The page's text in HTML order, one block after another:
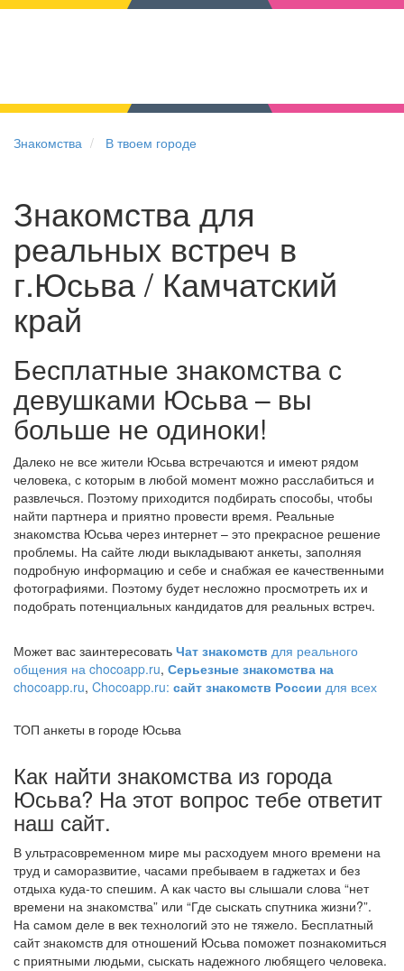
Знакомства В твоем городе
Знакомства для
реальных встреч в
г.Юсьва / Камчатский
край
Бесплатные знакомства с
девушками Юсьва – вы
больше не одиноки!
Далеко не все жители Юсьва встречаются и имеют рядом
человека, с которым в любой момент можно расслабиться и
развлечься. Поэтому приходится подбирать способы, чтобы
найти партнера и приятно провести время. Реальные
знакомства Юсьва через интернет – это прекрасное решение
проблемы. На сайте люди выкладывают анкеты, заполняя
подробную информацию и себе и снабжая ее качественными
фотографиями. Поэтому будет несложно просмотреть их и
подобрать потенциальных кандидатов для реальных встреч.
Может вас заинтересовать Чат знакомств для реального
общения на chocoapp.ru, Серьезные знакомства на
chocoapp.ru, Chocoapp.ru: сайт знакомств России для всех
ТОП анкеты в городе Юсьва
Как найти знакомства из города
Юсьва? На этот вопрос тебе ответит
наш сайт.
В ультрасовременном мире мы расходуем много времени на
труд и саморазвитие, часами пребываем в гаджетах и без
отдыха куда-то спешим. А как часто вы слышали слова “нет
времени на знакомства” или “Где сыскать спутника жизни?”.
На самом деле в век технологий это не тяжело. Бесплатный
сайт знакомств для отношений Юсьва поможет познакомиться
с приятными людьми, сыскать надежного любящего человека.